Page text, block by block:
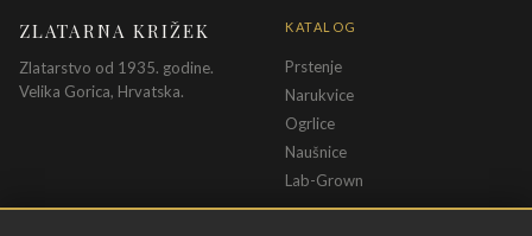
ZLATARNA KRIŽEK
Zlatarstvo od 1935. godine.
Velika Gorica, Hrvatska.
KATALOG
Prstenje
Narukvice
Ogrlice
Naušnice
Lab-Grown